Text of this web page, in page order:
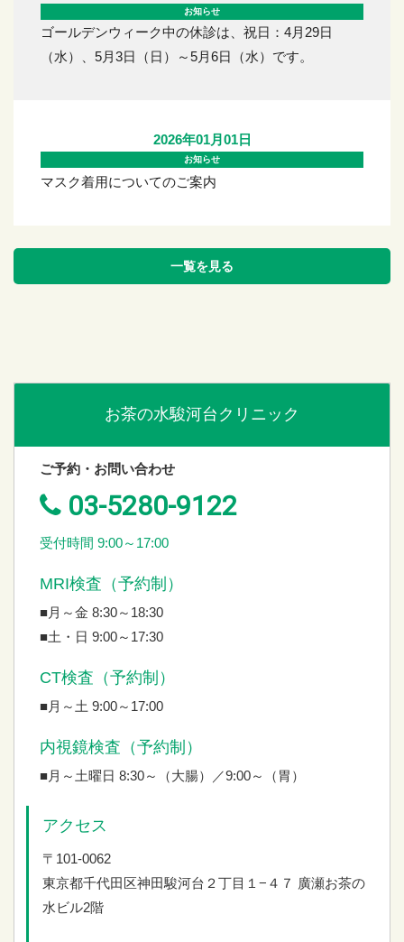
お知らせ
ゴールデンウィーク中の休診は、祝日：4月29日
（水）、5月3日（日）～5月6日（水）です。
2026年01月01日
お知らせ
マスク着用についてのご案内
一覧を見る
お茶の水駿河台クリニック
ご予約・お問い合わせ
03-5280-9122
受付時間 9:00～17:00
MRI検査（予約制）
■月～金 8:30～18:30
■土・日 9:00～17:30
CT検査（予約制）
■月～土 9:00～17:00
内視鏡検査（予約制）
■月～土曜日 8:30～（大腸）／9:00～（胃）
アクセス
〒101-0062
東京都千代田区神田駿河台２丁目１−４７ 廣瀬お茶の
水ビル2階